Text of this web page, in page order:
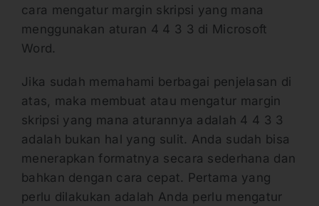
cara mengatur margin skripsi yang mana
menggunakan aturan 4 4 3 3 di Microsoft
Word.
Jika sudah memahami berbagai penjelasan di
atas, maka membuat atau mengatur margin
skripsi yang mana aturannya adalah 4 4 3 3
adalah bukan hal yang sulit. Anda sudah bisa
menerapkan formatnya secara sederhana dan
bahkan dengan cara cepat. Pertama yang
perlu dilakukan adalah Anda perlu mengatur